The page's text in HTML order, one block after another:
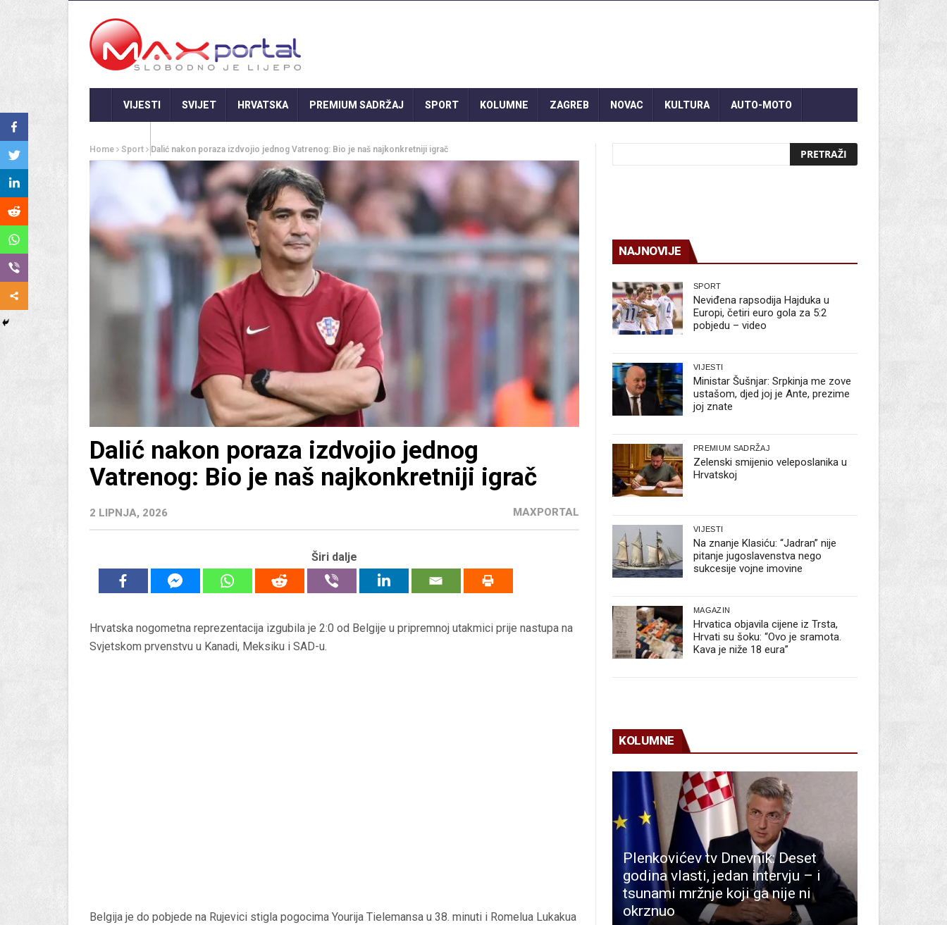
VIJESTI SVIJET HRVATSKA PREMIUM SADRŽAJ SPORT KOLUMNE ZAGREB NOVAC KULTURA AUTO-MOTO
Home Sport Dalić nakon poraza izdvojio jednog Vatrenog: Bio je naš najkonkretniji igrač
Dalić nakon poraza izdvojio jednog
Vatrenog: Bio je naš najkonkretniji igrač
2 LIPNJA, 2026 MAXPORTAL
Širi dalje
Hrvatska nogometna reprezentacija izgubila je 2:0 od Belgije u pripremnoj utakmici prije nastupa na
Svjetskom prvenstvu u Kanadi, Meksiku i SAD-u.
Belgija je do pobjede na Rujevici stigla pogocima Yourija Tielemansa u 38. minuti i Romelua Lukakua
NAJNOVIJE
SPORT
Neviđena rapsodija Hajduka u
Europi, četiri euro gola za 5:2
pobjedu – video
VIJESTI
Ministar Šušnjar: Srpkinja me zove
ustašom, djed joj je Ante, prezime
joj znate
PREMIUM SADRŽAJ
Zelenski smijenio veleposlanika u
Hrvatskoj
VIJESTI
Na znanje Klasiću: “Jadran” nije
pitanje jugoslavenstva nego
sukcesije vojne imovine
MAGAZIN
Hrvatica objavila cijene iz Trsta,
Hrvati su šoku: “Ovo je sramota.
Kava je niže 18 eura”
KOLUMNE
Plenkovićev tv Dnevnik: Deset
godina vlasti, jedan intervju – i
tsunami mržnje koji ga nije ni
okrznuo